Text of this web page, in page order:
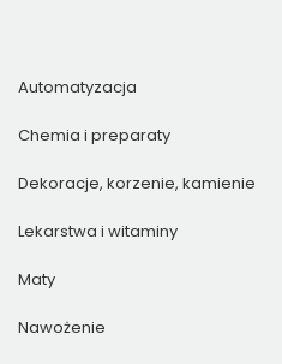
Automatyzacja
Chemia i preparaty
Dekoracje, korzenie, kamienie
Lekarstwa i witaminy
Maty
Nawożenie